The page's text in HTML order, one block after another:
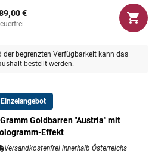
€
der begrenzten Verfügbarkeit kann das
bestellt werden.
Einzelangebot
Goldbarren "Austria" mit
Effekt
Versandkostenfrei innerhalb Österreichs